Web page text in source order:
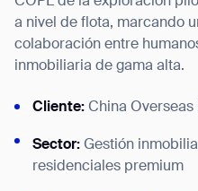
a nivel de flota, marcando
colaboración entre
inmobiliaria de gama alta.
Cliente: China Overseas
Sector: Gestión
residenciales premium
By clicking “Submit”, I authorize